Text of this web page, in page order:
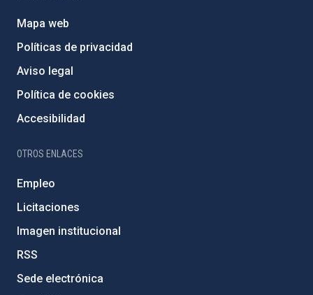
Mapa web
Políticas de privacidad
Aviso legal
Política de cookies
Accesibilidad
OTROS ENLACES
Empleo
Licitaciones
Imagen institucional
RSS
Sede electrónica